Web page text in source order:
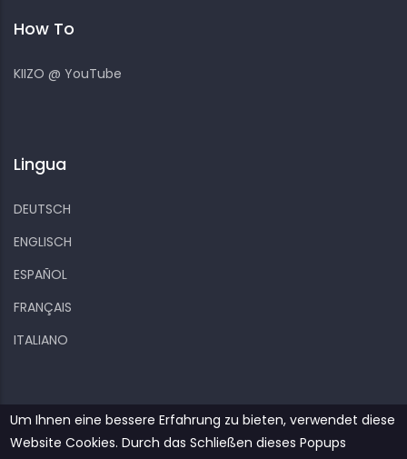
How To
KIIZO @ YouTube
Lingua
DEUTSCH
ENGLISCH
ESPAÑOL
FRANÇAIS
ITALIANO
Um Ihnen eine bessere Erfahrung zu bieten, verwendet diese
Website Cookies. Durch das Schließen dieses Popups